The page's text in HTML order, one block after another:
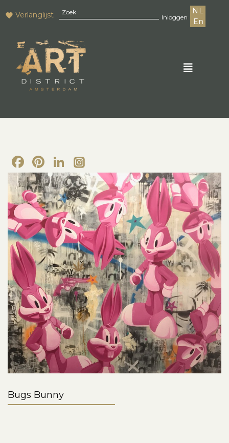
Verlanglijst Inloggen
NL
En
Facebook
Pinterest
LinkedIn
Bugs Bunny